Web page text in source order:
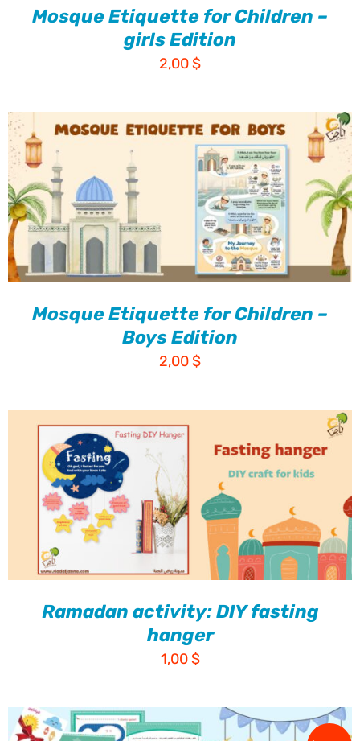
Mosque Etiquette for Children –
girls Edition
2,00$
Mosque Etiquette for Children –
Boys Edition
2,00$
Ramadan activity: DIY fasting
hanger
1,00$